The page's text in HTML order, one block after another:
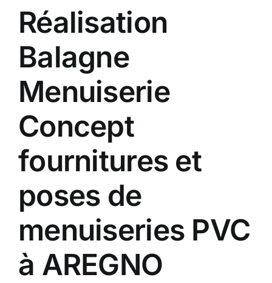
Réalisation
Balagne
Menuiserie
Concept
fournitures et
poses de
menuiseries PVC
à AREGNO